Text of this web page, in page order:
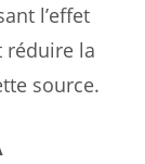
l’effet
réduire la
source.